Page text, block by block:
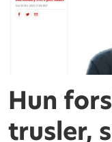
Hun
trusler,